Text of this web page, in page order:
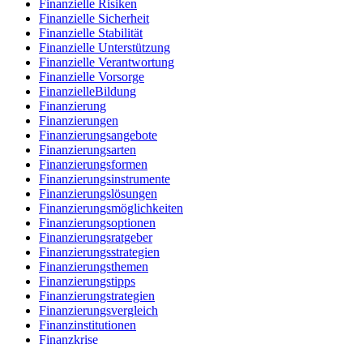
Finanzielle Risiken
Finanzielle Sicherheit
Finanzielle Stabilität
Finanzielle Unterstützung
Finanzielle Verantwortung
Finanzielle Vorsorge
FinanzielleBildung
Finanzierung
Finanzierungen
Finanzierungsangebote
Finanzierungsarten
Finanzierungsformen
Finanzierungsinstrumente
Finanzierungslösungen
Finanzierungsmöglichkeiten
Finanzierungsoptionen
Finanzierungsratgeber
Finanzierungsstrategien
Finanzierungsthemen
Finanzierungstipps
Finanzierungstrategien
Finanzierungsvergleich
Finanzinstitutionen
Finanzkrise